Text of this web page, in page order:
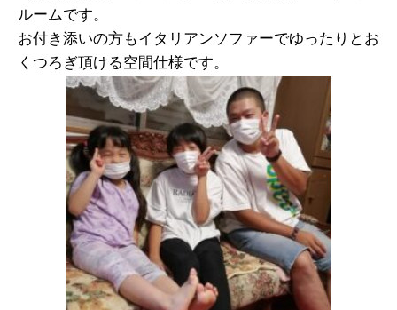
ルームです。
お付き添いの方もイタリアンソファーでゆったりとお
くつろぎ頂ける空間仕様です。